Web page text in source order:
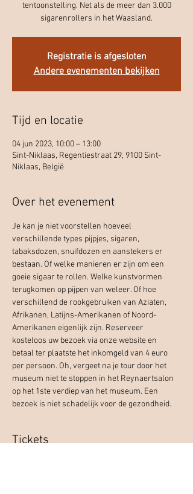
tentoonstelling. Net als de meer dan 3.000
sigarenrollers in het Waasland.
Registratie is afgesloten
Andere evenementen bekijken
Tijd en locatie
04 jun 2023, 10:00 – 13:00
Sint-Niklaas, Regentiestraat 29, 9100 Sint-
Niklaas, België
Over het evenement
Je kan je niet voorstellen hoeveel
verschillende types pijpjes, sigaren,
tabaksdozen, snuifdozen en aanstekers er
bestaan. Of welke manieren er zijn om een
goeie sigaar te rollen. Welke kunstvormen
terugkomen op pijpen van weleer. Of hoe
verschillend de rookgebruiken van Aziaten,
Afrikanen, Latijns-Amerikanen of Noord-
Amerikanen eigenlijk zijn. Reserveer
kosteloos uw bezoek via onze website en
betaal ter plaatste het inkomgeld van 4 euro
per persoon. Oh, vergeet na je tour door het
museum niet te stoppen in het Reynaertsalon
op het 1ste verdiep van het museum. Een
bezoek is niet schadelijk voor de gezondheid.
Tickets